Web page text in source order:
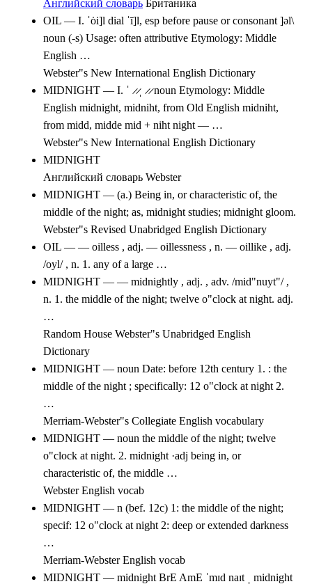
Английский словарь Британика
OIL — I. ˈȯi]l dial ˈī]l, esp before pause or consonant ]əl\
noun (-s) Usage: often attributive Etymology: Middle
English …
Webster"s New International English Dictionary
MIDNIGHT — I. ˈ ̷ ̷ˌ ̷ ̷ noun Etymology: Middle
English midnight, midniht, from Old English midniht,
from midd, midde mid + niht night — …
Webster"s New International English Dictionary
MIDNIGHT
Английский словарь Webster
MIDNIGHT — (a.) Being in, or characteristic of, the
middle of the night; as, midnight studies; midnight gloom.
Webster"s Revised Unabridged English Dictionary
OIL — — oilless , adj. — oillessness , n. — oillike , adj.
/oyl/ , n. 1. any of a large …
MIDNIGHT — — midnightly , adj. , adv. /mid"nuyt"/ ,
n. 1. the middle of the night; twelve o"clock at night. adj.
…
Random House Webster"s Unabridged English
Dictionary
MIDNIGHT — noun Date: before 12th century 1. : the
middle of the night ; specifically: 12 o"clock at night 2.
…
Merriam-Webster"s Collegiate English vocabulary
MIDNIGHT — noun the middle of the night; twelve
o"clock at night. 2. midnight ·adj being in, or
characteristic of, the middle …
Webster English vocab
MIDNIGHT — n (bef. 12c) 1: the middle of the night;
specif: 12 o"clock at night 2: deep or extended darkness
…
Merriam-Webster English vocab
MIDNIGHT — midnight BrE AmE ˈmɪd naɪt ˌ midnight